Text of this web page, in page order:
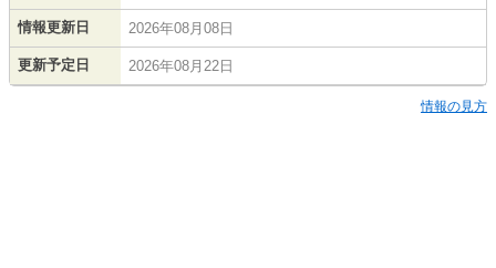
情報更新日 2026年08月08日
更新予定日 2026年08月22日
情報の見方